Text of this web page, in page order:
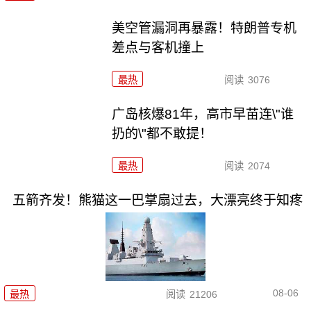
美空管漏洞再暴露！特朗普专机
差点与客机撞上
最热 阅读 3076
广岛核爆81年，高市早苗连\"谁
扔的\"都不敢提！
最热 阅读 2074
五箭齐发！熊猫这一巴掌扇过去，大漂亮终于知疼
最热 阅读 21206 08-06